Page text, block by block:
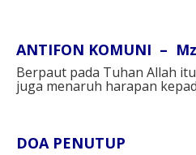
ANTIFON KOMUNI –
Berpaut pada Tuhan Allah
juga menaruh harapan
DOA PENUTUP